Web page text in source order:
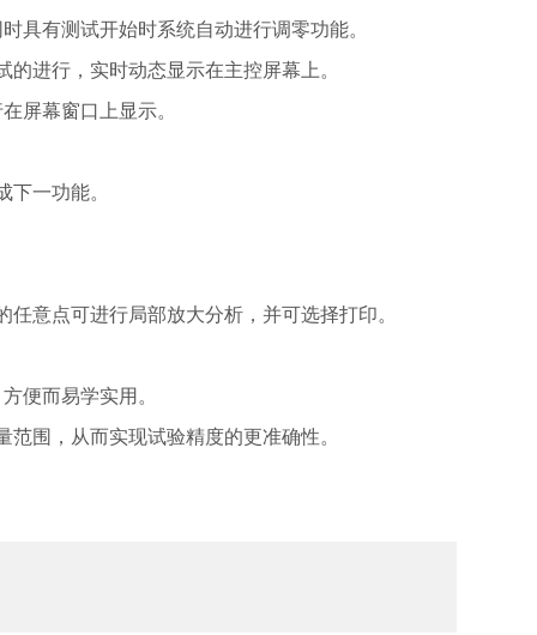
具有测试开始时系统自动进行调零功能。
进行，实时动态显示在主控屏幕上。
屏幕窗口上显示。
一功能。
意点可进行局部放大分析，并可选择打印。
便而易学实用。
围，从而实现试验精度的更准确性。